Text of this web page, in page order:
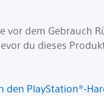
dem Gebrauch
du dieses
den PlayStation®-